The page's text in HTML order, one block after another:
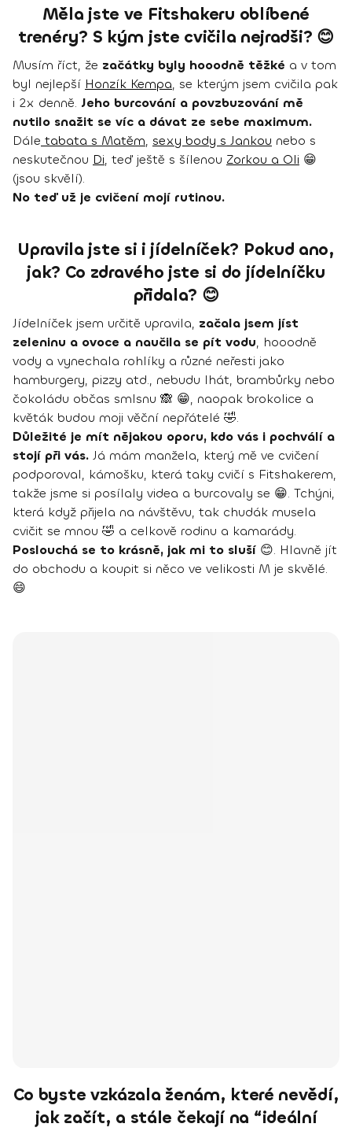
Měla jste ve Fitshakeru oblíbené
trenéry? S kým jste cvičila nejradši? 😊
Musím říct, že začátky byly hooodně těžké a v tom
byl nejlepší Honzík Kempa, se kterým jsem cvičila pak
i 2x denně. Jeho burcování a povzbuzování mě
nutilo snažit se víc a dávat ze sebe maximum.
Dále tabata s Matěm, sexy body s Jankou nebo s
neskutečnou Di, teď ještě s šílenou Zorkou a Oli 😁
(jsou skvělí).
No teď už je cvičení mojí rutinou.
Upravila jste si i jídelníček? Pokud ano,
jak? Co zdravého jste si do jídelníčku
přidala? 😊
Jídelníček jsem určitě upravila, začala jsem jíst
zeleninu a ovoce a naučila se pít vodu, hooodně
vody a vynechala rohlíky a různé neřesti jako
hamburgery, pizzy atd., nebudu lhát, brambůrky nebo
čokoládu občas smlsnu 🙈 😁, naopak brokolice a
květák budou moji věční nepřátelé 🤣.
Důležité je mít nějakou oporu, kdo vás i pochválí a
stojí při vás. Já mám manžela, který mě ve cvičení
podporoval, kámošku, která taky cvičí s Fitshakerem,
takže jsme si posílaly videa a burcovaly se 😁. Tchýni,
která když přijela na návštěvu, tak chudák musela
cvičit se mnou 🤣 a celkově rodinu a kamarády.
Poslouchá se to krásně, jak mi to sluší 😊. Hlavně jít
do obchodu a koupit si něco ve velikosti M je skvělé.
😄
Co byste vzkázala ženám, které nevědí,
jak začít, a stále čekají na “ideální